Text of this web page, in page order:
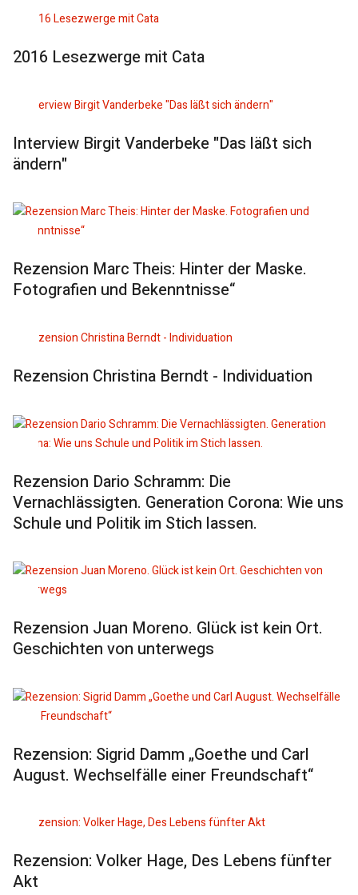
2016 Lesezwerge mit Cata
Interview Birgit Vanderbeke "Das läßt sich
ändern"
Rezension Marc Theis: Hinter der Maske.
Fotografien und Bekenntnisse“
Rezension Christina Berndt - Individuation
Rezension Dario Schramm: Die
Vernachlässigten. Generation Corona: Wie uns
Schule und Politik im Stich lassen.
Rezension Juan Moreno. Glück ist kein Ort.
Geschichten von unterwegs
Rezension: Sigrid Damm „Goethe und Carl
August. Wechselfälle einer Freundschaft“
Rezension: Volker Hage, Des Lebens fünfter
Akt